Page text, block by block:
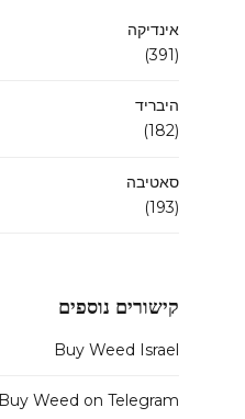
אינדיקה
(391)
היבריד
(182)
סאטיבה
(193)
קישורים נוספים
Buy Weed Israel
Buy Weed on Telegram